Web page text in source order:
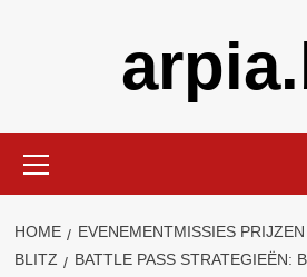
Menu
HOME
EVENEMENTMISSIES
BLITZ
BATTLE PASS STRATEGIEËN: